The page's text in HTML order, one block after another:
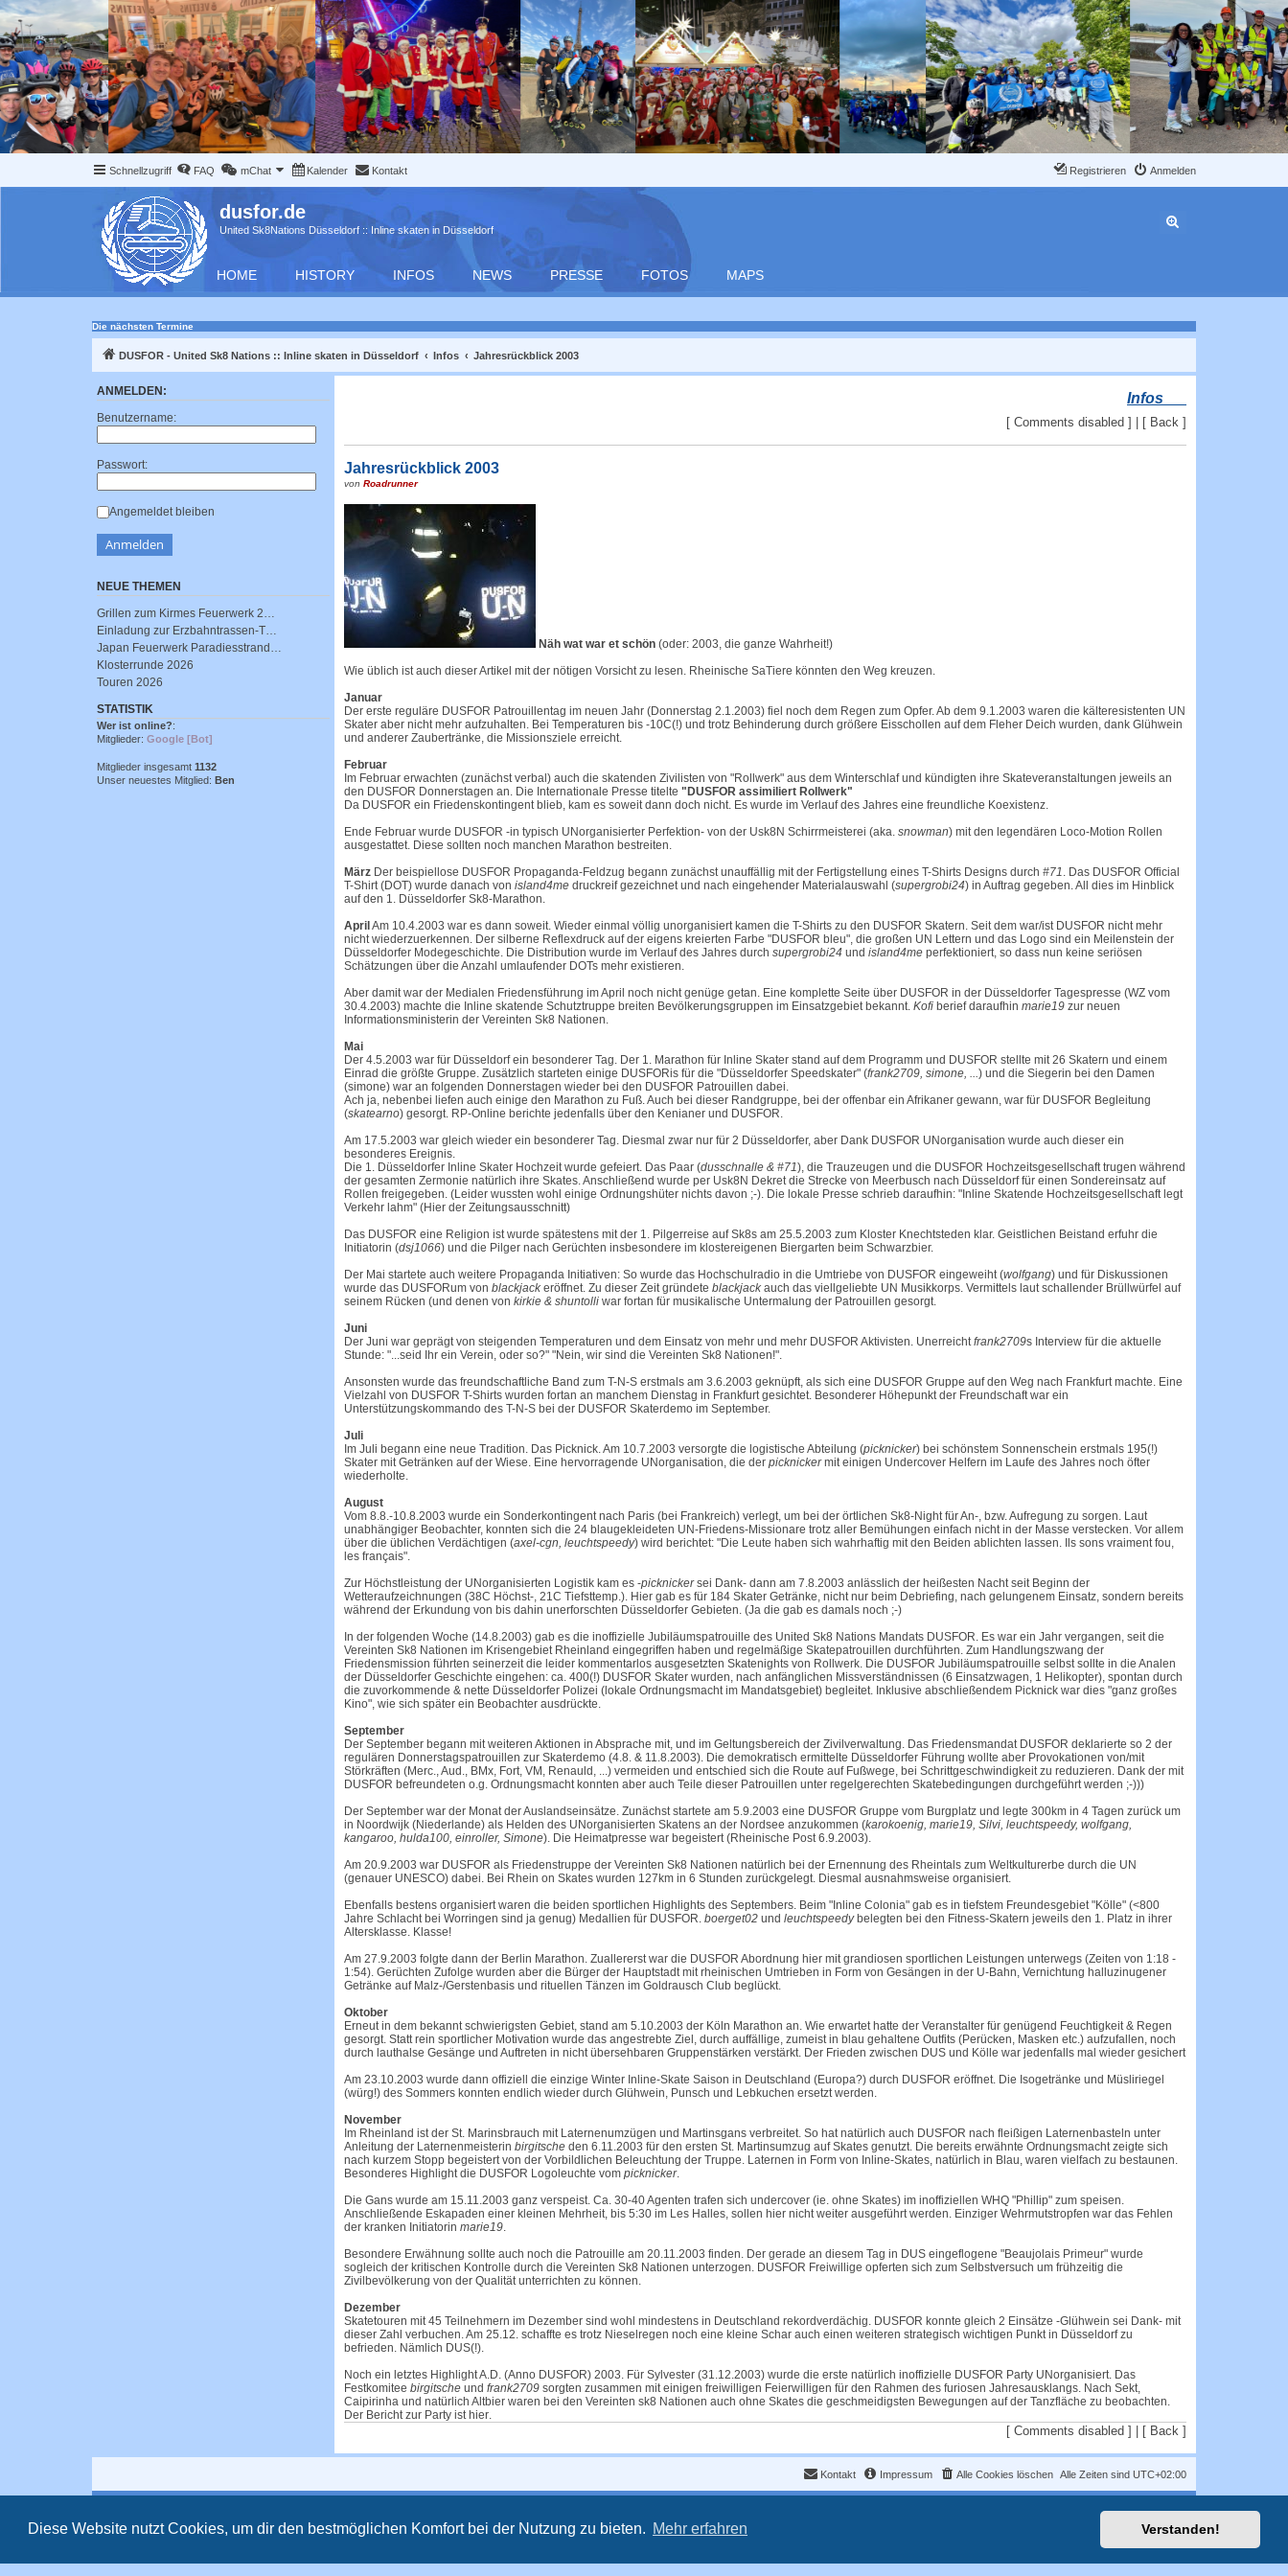
Diese Website nutzt Cookies, um dir den bestmöglichen Komfort bei der Nutzung zu bieten. Mehr erfahren Verstanden!
Schnellzugriff FAQ mChat Kalender Kontakt Anmelden
Registrieren
dusfor.de
United Sk8Nations Düsseldorf :: Inline skaten in Düsseldorf
HOME HISTORY INFOS NEWS PRESSE FOTOS MAPS
Die nächsten Termine
DUSFOR - United Sk8 Nations :: Inline skaten in Düsseldorf Infos Jahresrückblick 2003
ANMELDEN:
Benutzername:
Passwort:
Angemeldet bleiben
NEUE THEMEN
Grillen zum Kirmes Feuerwerk 2…
Einladung zur Erzbahntrassen-T…
Japan Feuerwerk Paradiesstrand…
Klosterrunde 2026
Touren 2026
STATISTIK
Wer ist online?:
Mitglieder: Google [Bot]
Mitglieder insgesamt 1132
Unser neuestes Mitglied: Ben
Infos
[ Comments disabled ] | [ Back]
Jahresrückblick 2003
vonRoadrunner
Näh wat war et schön (oder: 2003, die ganze Wahrheit!)
Wie üblich ist auch dieser Artikel mit der nötigen Vorsicht zu lesen. Rheinische SaTiere könnten den Weg kreuzen.
Januar
Der erste reguläre DUSFOR Patrouillentag im neuen Jahr (Donnerstag 2.1.2003) fiel noch dem Regen zum Opfer. Ab dem 9.1.2003 waren die kälteresistenten UN
Skater aber nicht mehr aufzuhalten. Bei Temperaturen bis -10C(!) und trotz Behinderung durch größere Eisschollen auf dem Fleher Deich wurden, dank Glühwein
und anderer Zaubertränke, die Missionsziele erreicht.
Februar
Im Februar erwachten (zunächst verbal) auch die skatenden Zivilisten von "Rollwerk" aus dem Winterschlaf und kündigten ihre Skateveranstaltungen jeweils an
den DUSFOR Donnerstagen an. Die Internationale Presse titelte"DUSFOR assimiliert Rollwerk"
Da DUSFOR ein Friedenskontingent blieb, kam es soweit dann doch nicht. Es wurde im Verlauf des Jahres eine freundliche Koexistenz.
Ende Februar wurde DUSFOR -in typisch UNorganisierter Perfektion- von der Usk8N Schirrmeisterei (aka.snowman) mit den legendären Loco-Motion Rollen
ausgestattet. Diese sollten noch manchen Marathon bestreiten.
März Der beispiellose DUSFOR Propaganda-Feldzug begann zunächst unauffällig mit der Fertigstellung eines T-Shirts Designs durch#71. Das DUSFOR Official
T-Shirt (DOT) wurde danach vonisland4me druckreif gezeichnet und nach eingehender Materialauswahl (supergrobi24) in Auftrag gegeben. All dies im Hinblick
auf den 1. Düsseldorfer Sk8-Marathon.
April Am 10.4.2003 war es dann soweit. Wieder einmal völlig unorganisiert kamen die T-Shirts zu den DUSFOR Skatern. Seit dem war/ist DUSFOR nicht mehr
nicht wiederzuerkennen. Der silberne Reflexdruck auf der eigens kreierten Farbe "DUSFOR bleu", die großen UN Lettern und das Logo sind ein Meilenstein der
Düsseldorfer Modegeschichte. Die Distribution wurde im Verlauf des Jahres durchsupergrobi24 undisland4me perfektioniert, so dass nun keine seriösen
Schätzungen über die Anzahl umlaufender DOTs mehr existieren.
Aber damit war der Medialen Friedensführung im April noch nicht genüge getan. Eine komplette Seite über DUSFOR in der Düsseldorfer Tagespresse (WZ vom
30.4.2003) machte die Inline skatende Schutztruppe breiten Bevölkerungsgruppen im Einsatzgebiet bekannt.Kofi berief daraufhinmarie19 zur neuen
Informationsministerin der Vereinten Sk8 Nationen.
Mai
Der4.5.2003 war für Düsseldorf ein besonderer Tag. Der 1. Marathon für Inline Skater stand auf dem Programm und DUSFOR stellte mit 26 Skatern und einem
Einrad die größte Gruppe. Zusätzlich starteten einige DUSFORis für die "Düsseldorfer Speedskater" (frank2709, simone, ...) und die Siegerin bei den Damen
(simone) war an folgenden Donnerstagen wieder bei den DUSFOR Patrouillen dabei.
Ach ja, nebenbei liefen auch einige den Marathon zu Fuß. Auch bei dieser Randgruppe, bei der offenbar ein Afrikaner gewann, war für DUSFOR Begleitung
(skatearno) gesorgt. RP-Online berichte jedenfalls über den Kenianer und DUSFOR.
Am 17.5.2003 war gleich wieder ein besonderer Tag. Diesmal zwar nur für 2 Düsseldorfer, aber Dank DUSFOR UNorganisation wurde auch dieser ein
besonderes Ereignis.
Die 1. Düsseldorfer Inline Skater Hochzeitwurde gefeiert. Das Paar (dusschnalle & #71), die Trauzeugen und die DUSFOR Hochzeitsgesellschaft trugen während
der gesamten Zermonie natürlich ihre Skates. Anschließend wurde per Usk8N Dekret die Strecke von Meerbusch nach Düsseldorf für einen Sondereinsatz auf
Rollen freigegeben. (Leider wussten wohl einige Ordnungshüter nichts davon ;-). Die lokale Presse schrieb daraufhin: "Inline Skatende Hochzeitsgesellschaft legt
Verkehr lahm" (Hier der Zeitungsausschnitt)
Das DUSFOR eine Religion ist wurde spätestens mit der 1. Pilgerreise auf Sk8s am 25.5.2003 zum Kloster Knechtsteden klar. Geistlichen Beistand erfuhr die
Initiatorin (dsj1066) und die Pilger nach Gerüchten insbesondere im klostereigenen Biergarten beim Schwarzbier.
Der Mai startete auch weitere Propaganda Initiativen: So wurde das Hochschulradio in die Umtriebe von DUSFOR eingeweiht (wolfgang) und für Diskussionen
wurde das DUSFORum vonblackjack eröffnet. Zu dieser Zeit gründeteblackjack auch das viellgeliebte UN Musikkorps. Vermittels laut schallender Brüllwürfel auf
seinem Rücken (und denen vonkirkie & shuntolli war fortan für musikalische Untermalung der Patrouillen gesorgt.
Juni
Der Juni war geprägt von steigenden Temperaturen und dem Einsatz von mehr und mehr DUSFOR Aktivisten. Unerreichtfrank2709s Interview für die aktuelle
Stunde: "...seid Ihr ein Verein, oder so?" "Nein, wir sind die Vereinten Sk8 Nationen!".
Ansonsten wurde das freundschaftliche Band zum T-N-S erstmals am 3.6.2003 geknüpft, als sich eine DUSFOR Gruppe auf den Weg nach Frankfurt machte. Eine
Vielzahl von DUSFOR T-Shirts wurden fortan an manchem Dienstag in Frankfurt gesichtet. Besonderer Höhepunkt der Freundschaft war ein
Unterstützungskommando des T-N-S bei der DUSFOR Skaterdemo im September.
Juli
Im Juli begann eine neue Tradition. Das Picknick. Am 10.7.2003 versorgte die logistische Abteilung (picknicker) bei schönstem Sonnenschein erstmals 195(!)
Skater mit Getränken auf der Wiese. Eine hervorragende UNorganisation, die derpicknickermit einigen Undercover Helfern im Laufe des Jahres noch öfter
wiederholte.
August
Vom 8.8.-10.8.2003 wurde ein Sonderkontingent nach Paris (bei Frankreich) verlegt, um bei der örtlichen Sk8-Night für An-, bzw. Aufregung zu sorgen. Laut
unabhängiger Beobachter, konnten sich die 24 blaugekleideten UN-Friedens-Missionare trotz aller Bemühungen einfach nicht in der Masse verstecken. Vor allem
über die üblichen Verdächtigen (axel-cgn, leuchtspeedy) wird berichtet: "Die Leute haben sich wahrhaftig mit den Beiden ablichten lassen. Ils sons vraiment fou,
les français".
Zur Höchstleistung der UNorganisierten Logistik kam es -picknickersei Dank- dann am 7.8.2003 anlässlich der heißesten Nacht seit Beginn der
Wetteraufzeichnungen (38C Höchst-, 21C Tiefsttemp.). Hier gab es für 184 Skater Getränke, nicht nur beim Debriefing, nach gelungenem Einsatz, sondern bereits
während der Erkundung von bis dahin unerforschten Düsseldorfer Gebieten. (Ja die gab es damals noch ;-)
In der folgenden Woche (14.8.2003) gab es die inoffizielle Jubiläumspatrouille des United Sk8 Nations Mandats DUSFOR. Es war ein Jahr vergangen, seit die
Vereinten Sk8 Nationen im Krisengebiet Rheinland eingegriffen haben und regelmäßige Skatepatrouillen durchführten. Zum Handlungszwang der
Friedensmission führten seinerzeit die leider kommentarlos ausgesetzten Skatenights von Rollwerk. Die DUSFOR Jubiläumspatrouille selbst sollte in die Analen
der Düsseldorfer Geschichte eingehen: ca. 400(!) DUSFOR Skater wurden, nach anfänglichen Missverständnissen (6 Einsatzwagen, 1 Helikopter), spontan durch
die zuvorkommende & nette Düsseldorfer Polizei (lokale Ordnungsmacht im Mandatsgebiet) begleitet. Inklusive abschließendem Picknick war dies "ganz großes
Kino", wie sich später ein Beobachter ausdrückte.
September
Der September begann mit weiteren Aktionen in Absprache mit, und im Geltungsbereich der Zivilverwaltung. Das Friedensmandat DUSFOR deklarierte so 2 der
regulären Donnerstagspatrouillen zurSkaterdemo (4.8. & 11.8.2003). Die demokratisch ermittelte Düsseldorfer Führung wollte aber Provokationen von/mit
Störkräften (Merc., Aud., BMx, Fort, VM, Renauld, ...) vermeiden und entschied sich die Route auf Fußwege, bei Schrittgeschwindigkeit zu reduzieren. Dank der mit
DUSFOR befreundeten o.g. Ordnungsmacht konnten aber auch Teile dieser Patrouillen unter regelgerechten Skatebedingungen durchgeführt werden ;-)))
Der September war der Monat der Auslandseinsätze. Zunächst startete am5.9.2003 eine DUSFOR Gruppe vom Burgplatz und legte 300km in 4 Tagen zurück um
in Noordwijk (Niederlande) als Helden des UNorganisierten Skatens an der Nordsee anzukommen (karokoenig, marie19, Silvi, leuchtspeedy, wolfgang,
kangaroo, hulda100, einroller, Simone). Die Heimatpresse war begeistert (Rheinische Post 6.9.2003).
Am20.9.2003 war DUSFOR als Friedenstruppe der Vereinten Sk8 Nationen natürlich bei der Ernennung des Rheintals zum Weltkulturerbe durch die UN
(genauer UNESCO) dabei. Bei Rhein on Skates wurden 127km in 6 Stunden zurückgelegt. Diesmal ausnahmsweise organisiert.
Ebenfalls bestens organisiert waren die beiden sportlichen Highlights des Septembers. Beim "Inline Colonia" gab es in tiefstem Freundesgebiet "Kölle" (<800
Jahre Schlacht bei Worringen sind ja genug) Medallien für DUSFOR.boerget02 undleuchtspeedybelegten bei den Fitness-Skatern jeweils den 1. Platz in ihrer
Altersklasse. Klasse!
Am27.9.2003 folgte dann der Berlin Marathon. Zuallererst war die DUSFOR Abordnung hier mit grandiosen sportlichen Leistungen unterwegs (Zeiten von 1:18 -
1:54). Gerüchten Zufolge wurden aber die Bürger der Hauptstadt mit rheinischen Umtrieben in Form von Gesängen in der U-Bahn, Vernichtung halluzinugener
Getränke auf Malz-/Gerstenbasis und rituellen Tänzen im Goldrausch Club beglückt.
Oktober
Erneut in dem bekannt schwierigsten Gebiet, stand am5.10.2003 der Köln Marathon an. Wie erwartet hatte der Veranstalter für genügend Feuchtigkeit & Regen
gesorgt. Statt rein sportlicher Motivation wurde das angestrebte Ziel, durch auffällige, zumeist in blau gehaltene Outfits (Perücken, Masken etc.) aufzufallen, noch
durch lauthalse Gesänge und Auftreten in nicht übersehbaren Gruppenstärken verstärkt. Der Frieden zwischen DUS und Kölle war jedenfalls mal wieder gesichert
Am 23.10.2003 wurde dann offiziell die einzige Winter Inline-Skate Saison in Deutschland (Europa?) durch DUSFOR eröffnet. Die Isogetränke und Müsliriegel
(würg!) des Sommers konnten endlich wieder durch Glühwein, Punsch und Lebkuchen ersetzt werden.
November
Im Rheinland ist der St. Marinsbrauch mit Laternenumzügen und Martinsgans verbreitet. So hat natürlich auch DUSFOR nach fleißigen Laternenbasteln unter
Anleitung der Laternenmeisterinbirgitsche den 6.11.2003 für den ersten St. Martinsumzug auf Skates genutzt. Die bereits erwähnte Ordnungsmacht zeigte sich
nach kurzem Stopp begeistert von der Vorbildlichen Beleuchtung der Truppe. Laternen in Form von Inline-Skates, natürlich in Blau, waren vielfach zu bestaunen.
Besonderes Highlight die DUSFOR Logoleuchte vompicknicker.
Die Gans wurde am 15.11.2003 ganz verspeist. Ca. 30-40 Agenten trafen sich undercover (ie. ohne Skates) im inoffiziellen WHQ "Phillip" zum speisen.
Anschließende Eskapaden einer kleinen Mehrheit, bis 5:30 im Les Halles, sollen hier nicht weiter ausgeführt werden. Einziger Wehrmutstropfen war das Fehlen
der kranken Initiatorinmarie19.
Besondere Erwähnung sollte auch noch die Patrouille am 20.11.2003 finden. Der gerade an diesem Tag in DUS eingeflogene "Beaujolais Primeur" wurde
sogleich der kritischen Kontrolle durch die Vereinten Sk8 Nationen unterzogen. DUSFOR Freiwillige opferten sich zum Selbstversuch um frühzeitig die
Zivilbevölkerung von der Qualität unterrichten zu können.
Dezember
Skatetouren mit 45 Teilnehmern im Dezember sind wohl mindestens in Deutschland rekordverdächig. DUSFOR konnte gleich 2 Einsätze -Glühwein sei Dank- mit
dieser Zahl verbuchen. Am 25.12. schaffte es trotz Nieselregen noch eine kleine Schar auch einen weiteren strategisch wichtigen Punkt in Düsseldorf zu
befrieden. Nämlich DUS(!).
Noch ein letztes Highlight A.D. (Anno DUSFOR) 2003. Für Sylvester (31.12.2003) wurde die erste natürlich inoffizielle DUSFOR Party UNorganisiert. Das
Festkomiteebirgitsche undfrank2709 sorgten zusammen mit einigen freiwilligen Feierwilligen für den Rahmen des furiosen Jahresausklangs. Nach Sekt,
Caipirinha und natürlich Altbier waren bei den Vereinten sk8 Nationen auch ohne Skates die geschmeidigsten Bewegungen auf der Tanzfläche zu beobachten.
Der Bericht zur Party ist hier.
[ Comments disabled ] | [ Back]
Alle Zeiten sind UTC+02:00
Alle Cookies löschen
Impressum
Kontakt
Styleproflatvon ©Mazeltof2017